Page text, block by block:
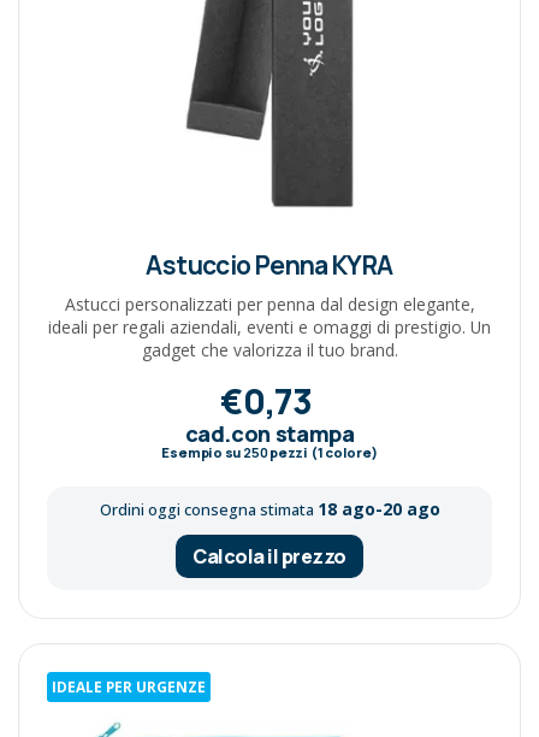
Astuccio Penna KYRA
Astucci personalizzati per penna dal design elegante,
ideali per regali aziendali, eventi e omaggi di prestigio. Un
gadget che valorizza il tuo brand.
€0,73
cad.con stampa
Esempio su 250pezzi (1 colore)
Ordini oggi consegna stimata 18 ago-20 ago
Calcola il prezzo
IDEALE PER URGENZE